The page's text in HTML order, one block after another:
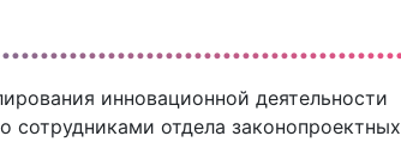
инновационной деятельности
сотрудниками отдела законопроектных